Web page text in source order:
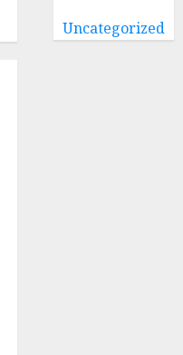
Uncategorized